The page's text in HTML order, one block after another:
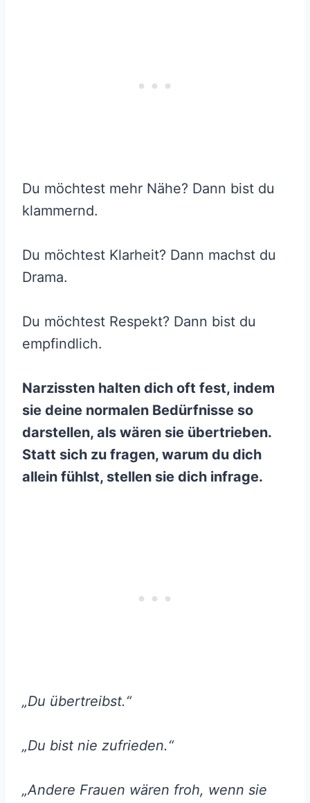
Du möchtest mehr Nähe? Dann bist du
klammernd.
Du möchtest Klarheit? Dann machst du
Drama.
Du möchtest Respekt? Dann bist du
empfindlich.
Narzissten halten dich oft fest, indem
sie deine normalen Bedürfnisse so
darstellen, als wären sie übertrieben.
Statt sich zu fragen, warum du dich
allein fühlst, stellen sie dich infrage.
„Du übertreibst.“
„Du bist nie zufrieden.“
„Andere Frauen wären froh, wenn sie